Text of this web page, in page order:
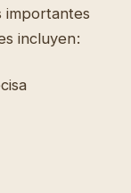
importantes
incluyen: